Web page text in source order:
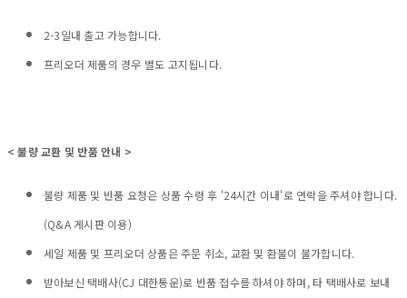
2-3일내 출고 가능합니다.
프리오더 제품의 경우 별도 고지됩니다.
< 불량 교환 및 반품 안내 >
불량 제품 및 반품 요청은 상품 수령 후 '24시간 이내'로 연락을 주셔야 합니다.
(Q&A 게시판 이용)
세일 제품 및 프리오더 상품은 주문 취소, 교환 및 환불이 불가합니다.
받아보신 택배사(CJ 대한통운)로 반품 접수를 하셔야 하며, 타 택배사로 보내